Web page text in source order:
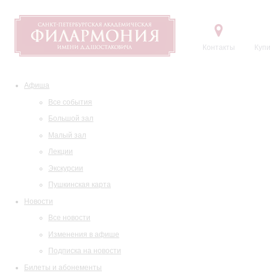
Контакты
Афиша
Все события
Большой зал
Малый зал
Лекции
Экскурсии
Пушкинская карта
Новости
Все новости
Изменения в афише
Подписка на новости
Билеты и абонементы